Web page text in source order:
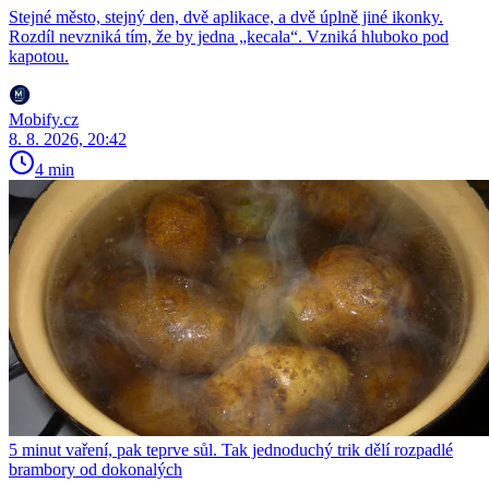
Stejné město, stejný den, dvě aplikace, a dvě úplně jiné ikonky.
Rozdíl nevzniká tím, že by jedna „kecala“. Vzniká hluboko pod
kapotou.
Mobify.cz
8. 8. 2026, 20:42
4 min
5 minut vaření, pak teprve sůl. Tak jednoduchý trik dělí rozpadlé
brambory od dokonalých